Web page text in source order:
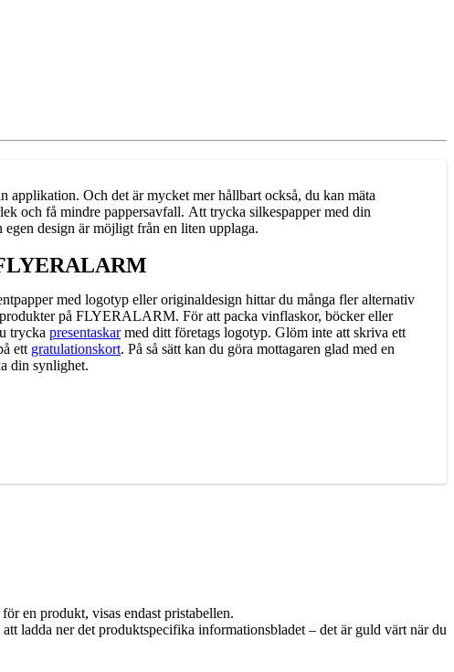
applikation. Och det är mycket mer hållbart också, du kan mäta
och få mindre pappersavfall. Att trycka silkespapper med din
design är möjligt från en liten upplaga.
med logotyp eller originaldesign hittar du många fler alternativ
på FLYERALARM. För att packa vinflaskor, böcker eller
trycka presentaskarmed ditt företags logotyp. Glöm inte att skriva ett
ett gratulationskort. På så sätt kan du göra mottagaren glad med en
din synlighet.
en produkt, visas endast pristabellen.
ladda ner det produktspecifika informationsbladet – det är guld värt när du